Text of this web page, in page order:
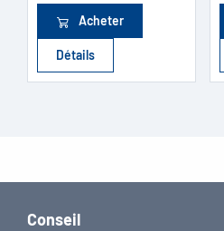
Acheter
Détails
Conseil